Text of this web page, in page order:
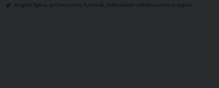
Angelo Spina arcivescovo funerali indicazioni celebrazione esequie